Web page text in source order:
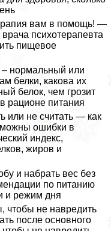
вам в помощь! —
психотерапевта
пищевое
– нормальный или
белки, какова их
белок, чем грозит
рационе питания
или не считать — как
ошибки в
индекс,
жиров и
и набрать вес без
по питанию
и режим дня
чтобы не навредить
после основного